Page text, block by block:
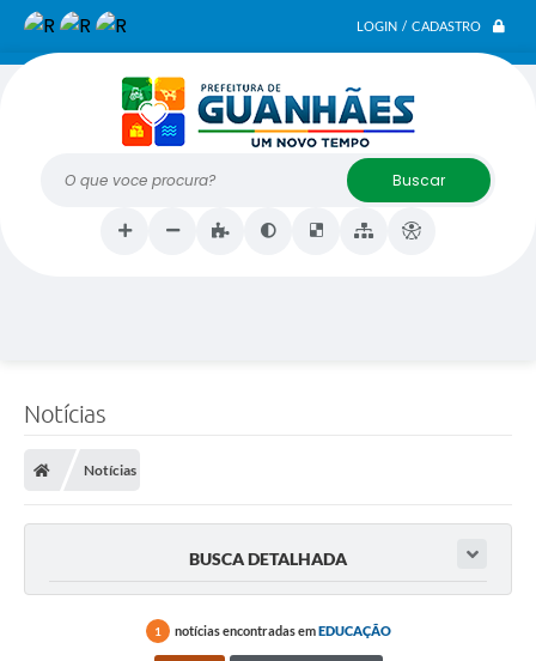
LOGIN / CADASTRO
O que voce procura?
Notícias
Notícias
BUSCA DETALHADA
1 notícias encontradas emEDUCAÇÃO